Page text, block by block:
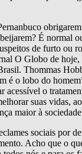
É normal
de furto ou
O Globo de
Thommas
é o lobo do
acessível o
suas vidas,
maior à
sociais por
Acho que o